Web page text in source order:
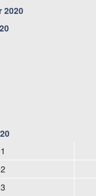
2020